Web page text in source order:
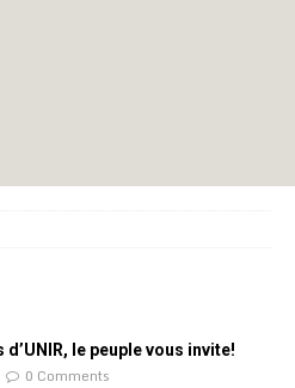
le peuple vous invite!
0 Comments